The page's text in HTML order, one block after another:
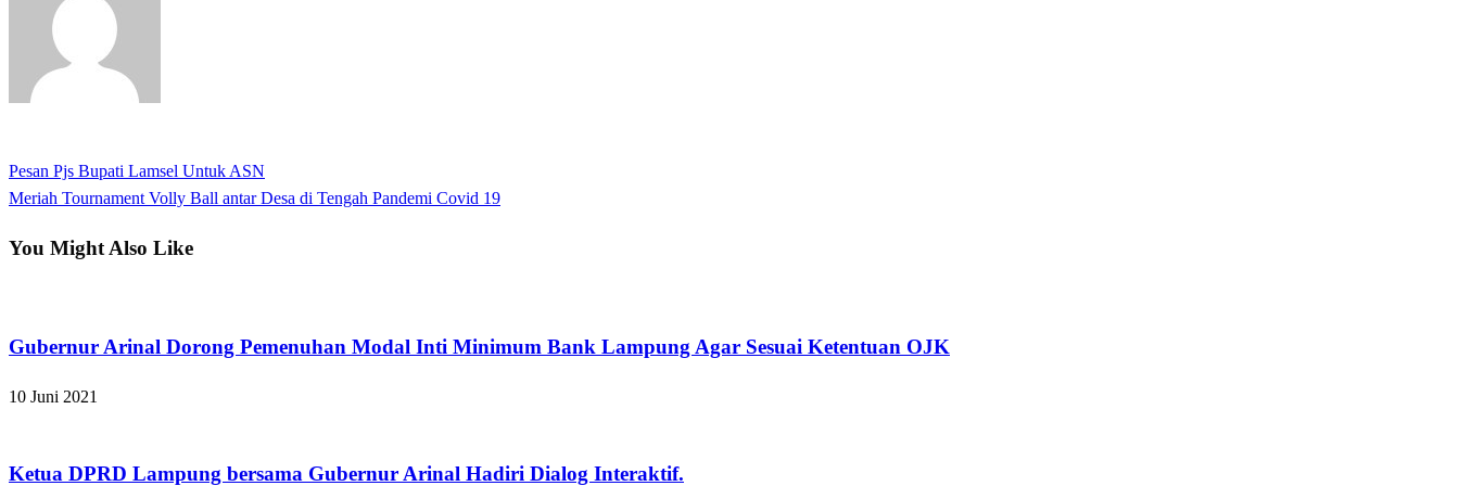
Navigasi
Previous
Post
Pesan Pjs Bupati Lamsel Untuk ASN
Next
Meriah Tournament Volly Ball antar Desa di Tengah Pandemi Covid 19
You Might Also Like
Gubernur Arinal Dorong Pemenuhan Modal Inti Minimum Bank Lampung Agar Sesuai Ketentuan OJK
10 Juni 2021
Ketua DPRD Lampung bersama Gubernur Arinal Hadiri Dialog Interaktif.